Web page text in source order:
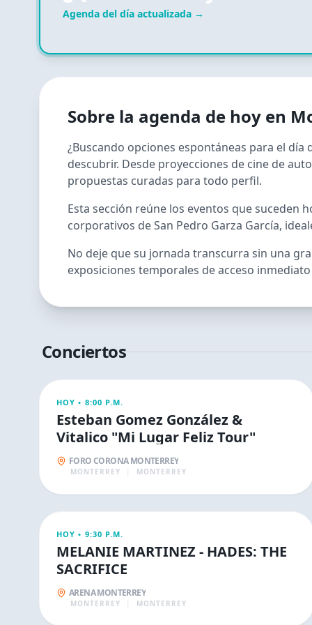
Agenda del día actualizada →
Sobre la agenda de hoy en
¿Buscando opciones espontáneas para el
descubrir. Desde proyecciones de cine de
propuestas curadas para todo perfil.
Esta sección reúne los eventos que suceden
corporativos de San Pedro Garza García,
No deje que su jornada transcurra sin una
exposiciones temporales de acceso
Conciertos
CONCIERTOS
HOY • 8:00 P.M.
Esteban Gomez González &
Vitalico "Mi Lugar Feliz Tour"
FORO CORONA MONTERREY
MONTERREY MONTERREY
CONCIERTOS
HOY • 9:30 P.M.
MELANIE MARTINEZ - HADES: THE
SACRIFICE
ARENA MONTERREY
MONTERREY MONTERREY